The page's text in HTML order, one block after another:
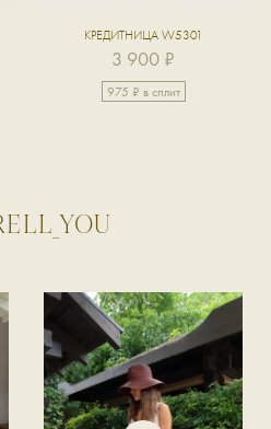
КРЕДИТНИЦА W5301
3 900 ₽
975 ₽ в сплит